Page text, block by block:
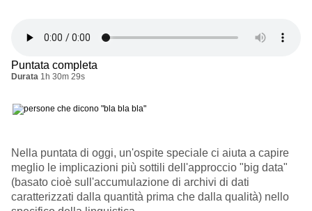
Puntata completa
Durata 1h 30m 29s
Nella puntata di oggi, un'ospite speciale ci aiuta a capire
meglio le implicazioni più sottili dell'approccio "big data"
(basato cioè sull'accumulazione di archivi di dati
caratterizzati dalla quantità prima che dalla qualità) nello